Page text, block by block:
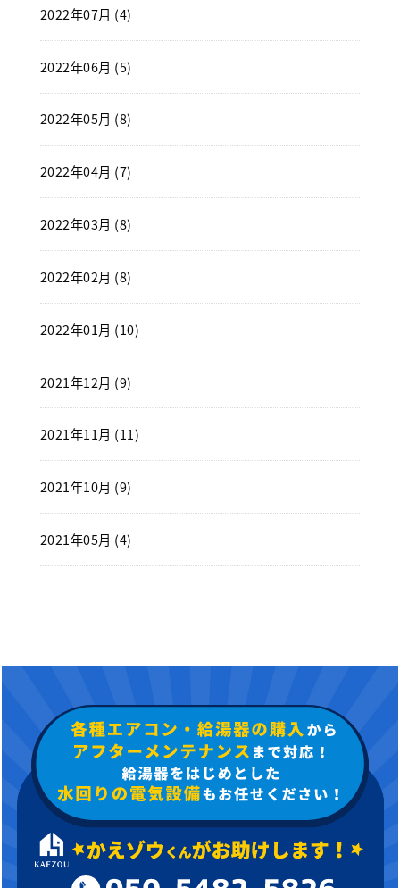
2022年07月 (4)
2022年06月 (5)
2022年05月 (8)
2022年04月 (7)
2022年03月 (8)
2022年02月 (8)
2022年01月 (10)
2021年12月 (9)
2021年11月 (11)
2021年10月 (9)
2021年05月 (4)